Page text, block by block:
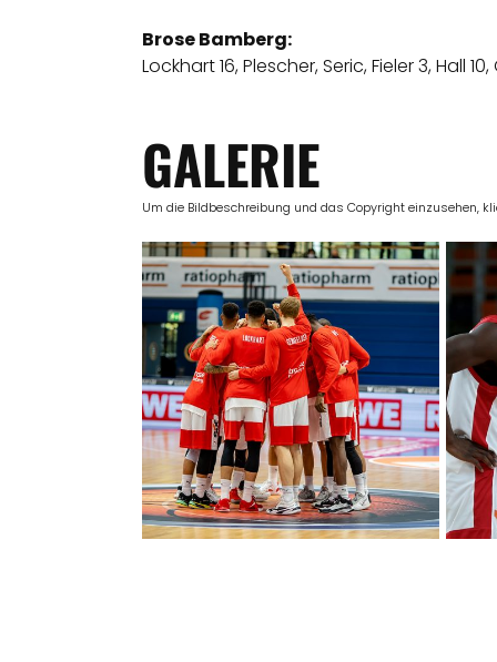
Brose Bamberg:
Lockhart 16, Plescher, Seric, Fieler 3, Hall
GALERIE
Um die Bildbeschreibung und das Copyright einzusehen,